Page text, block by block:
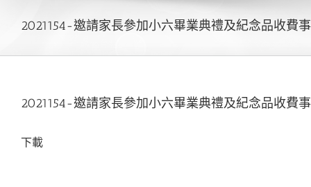
2021154-邀請家長參加小六畢業典禮及紀念品收費
2021154-邀請家長參加小六畢業典禮及紀念品收費
下載